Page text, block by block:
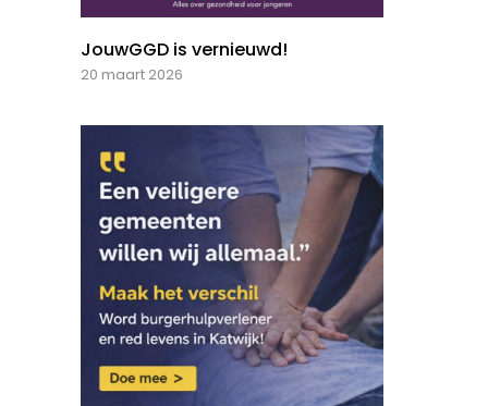
JouwGGD is vernieuwd!
20 maart 2026